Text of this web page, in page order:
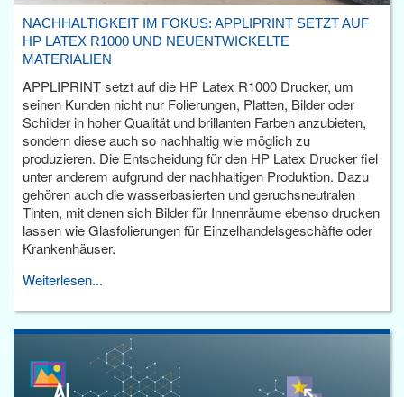
NACHHALTIGKEIT IM FOKUS: APPLIPRINT SETZT AUF
HP LATEX R1000 UND NEUENTWICKELTE
MATERIALIEN
APPLIPRINT setzt auf die HP Latex R1000 Drucker, um
seinen Kunden nicht nur Folierungen, Platten, Bilder oder
Schilder in hoher Qualität und brillanten Farben anzubieten,
sondern diese auch so nachhaltig wie möglich zu
produzieren. Die Entscheidung für den HP Latex Drucker fiel
unter anderem aufgrund der nachhaltigen Produktion. Dazu
gehören auch die wasserbasierten und geruchsneutralen
Tinten, mit denen sich Bilder für Innenräume ebenso drucken
lassen wie Glasfolierungen für Einzelhandelsgeschäfte oder
Krankenhäuser.
Weiterlesen...